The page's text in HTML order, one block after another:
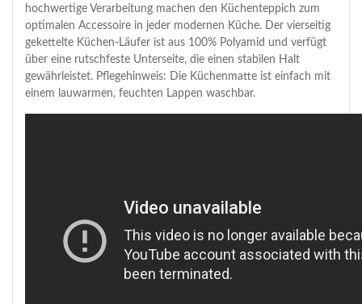
hochwertige Verarbeitung machen den Küchenteppich zum
optimalen Accessoire in jeder modernen Küche. Der vierseitig
gekettelte Küchen-Läufer ist aus 100% Polyamid und verfügt
über eine rutschfeste Unterseite, die einen stabilen Halt
gewährleistet. Pflegehinweis: Die Küchenmatte ist einfach mit
einem lauwarmen, feuchten Lappen waschbar.